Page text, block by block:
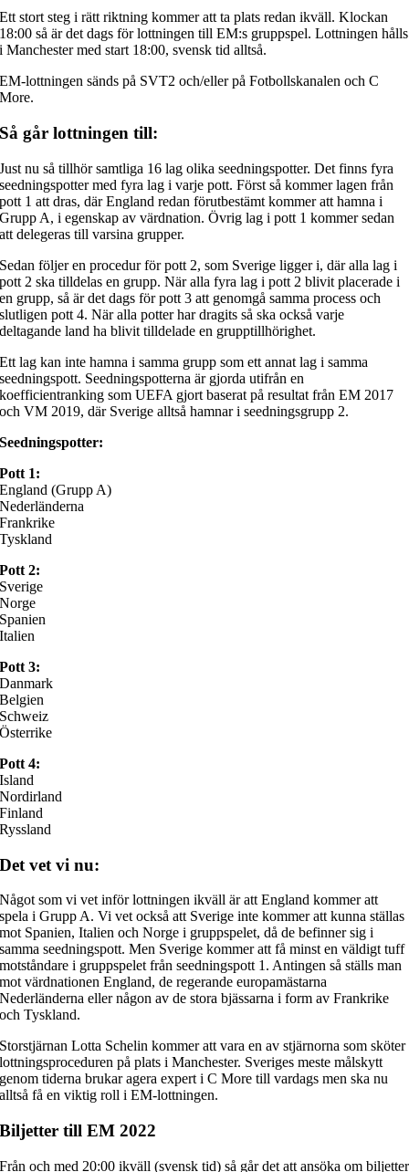
Ett stort steg i rätt riktning kommer att ta plats redan ikväll. Klockan
18:00 så är det dags för lottningen till EM:s gruppspel. Lottningen hålls
i Manchester med start 18:00, svensk tid alltså.
EM-lottningen sänds på SVT2 och/eller på Fotbollskanalen och C
More.
Så går lottningen till:
Just nu så tillhör samtliga 16 lag olika seedningspotter. Det finns fyra
seedningspotter med fyra lag i varje pott. Först så kommer lagen från
pott 1 att dras, där England redan förutbestämt kommer att hamna i
Grupp A, i egenskap av värdnation. Övrig lag i pott 1 kommer sedan
att delegeras till varsina grupper.
Sedan följer en procedur för pott 2, som Sverige ligger i, där alla lag i
pott 2 ska tilldelas en grupp. När alla fyra lag i pott 2 blivit placerade i
en grupp, så är det dags för pott 3 att genomgå samma process och
slutligen pott 4. När alla potter har dragits så ska också varje
deltagande land ha blivit tilldelade en grupptillhörighet.
Ett lag kan inte hamna i samma grupp som ett annat lag i samma
seedningspott. Seedningspotterna är gjorda utifrån en
koefficientranking som UEFA gjort baserat på resultat från EM 2017
och VM 2019, där Sverige alltså hamnar i seedningsgrupp 2.
Seedningspotter:
Pott 1:
England (Grupp A)
Nederländerna
Frankrike
Tyskland
Pott 2:
Sverige
Norge
Spanien
Italien
Pott 3:
Danmark
Belgien
Schweiz
Österrike
Pott 4:
Island
Nordirland
Finland
Ryssland
Det vet vi nu:
Något som vi vet inför lottningen ikväll är att England kommer att
spela i Grupp A. Vi vet också att Sverige inte kommer att kunna ställas
mot Spanien, Italien och Norge i gruppspelet, då de befinner sig i
samma seedningspott. Men Sverige kommer att få minst en väldigt tuff
motståndare i gruppspelet från seedningspott 1. Antingen så ställs man
mot värdnationen England, de regerande europamästarna
Nederländerna eller någon av de stora bjässarna i form av Frankrike
och Tyskland.
Storstjärnan Lotta Schelin kommer att vara en av stjärnorna som sköter
lottningsproceduren på plats i Manchester. Sveriges meste målskytt
genom tiderna brukar agera expert i C More till vardags men ska nu
alltså få en viktig roll i EM-lottningen.
Biljetter till EM 2022
Från och med 20:00 ikväll (svensk tid) så går det att ansöka om biljetter